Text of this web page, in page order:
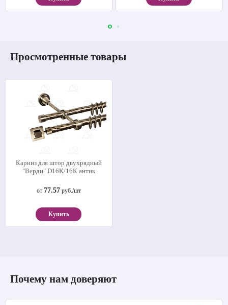
Просмотренные товары
Карниз для штор двухрядный
"Верди" D16К/16К антик
от 77.57руб./шт
Купить
Почему нам доверяют